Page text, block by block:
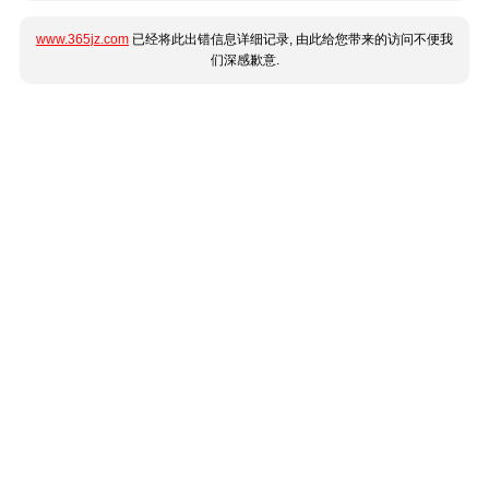
www.365jz.com 已经将此出错信息详细记录, 由此给您带来的访问不便我
们深感歉意.